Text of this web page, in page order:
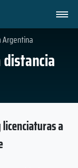
Argentina
a